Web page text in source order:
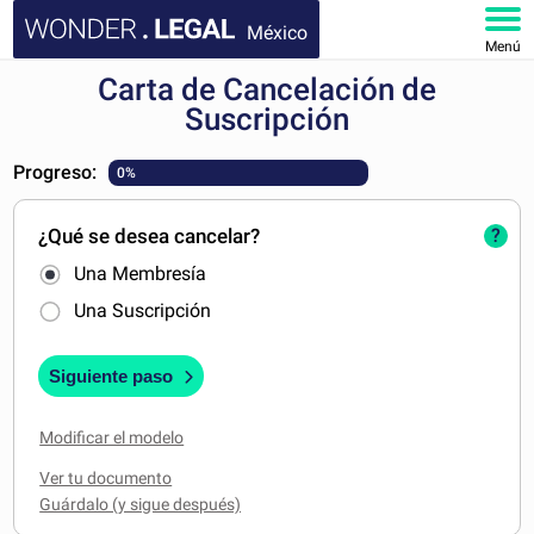
México
Menú
MI CUENTA
Carta de Cancelación de
Suscripción
Progreso: 0%
¿Qué se desea cancelar?
Una Membresía
Una Suscripción
?
Siguiente paso
Modificar el modelo
Ver tu documento